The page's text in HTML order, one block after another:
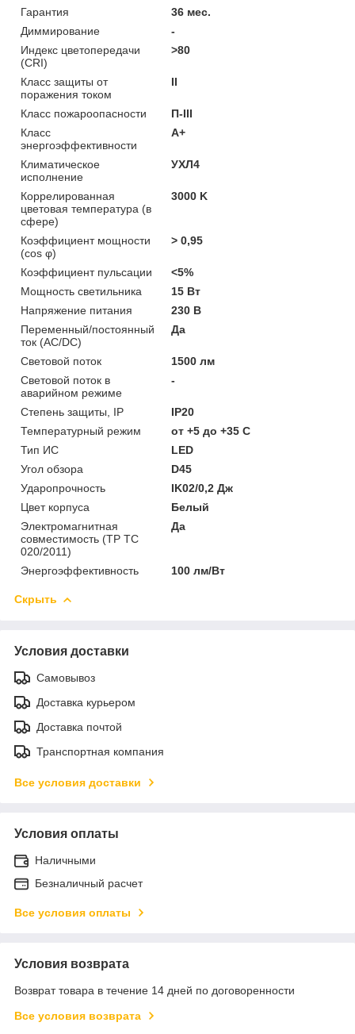
Гарантия
36 мес.
Диммирование
-
Индекс цветопередачи
(CRI)
>80
Класс защиты от
поражения током
II
Класс пожароопасности
П-ІІІ
Класс
энергоэффективности
A+
Климатическое
исполнение
УХЛ4
Коррелированная
цветовая температура (в
сфере)
3000 K
Коэффициент мощности
(cos φ)
> 0,95
Коэффициент пульсации
<5%
Мощность светильника
15 Вт
Напряжение питания
230 В
Переменный/постоянный
ток (AC/DC)
Да
Световой поток
1500 лм
Световой поток в
аварийном режиме
-
Степень защиты, IP
IP20
Температурный режим
от +5 до +35 C
Тип ИС
LED
Угол обзора
D45
Ударопрочность
IK02/0,2 Дж
Цвет корпуса
Белый
Электромагнитная
совместимость (ТР ТС
020/2011)
Да
Энергоэффективность 100 лм/Вт
Скрыть
Условия доставки
Самовывоз
Доставка курьером
Доставка почтой
Транспортная компания
Все условия доставки
Условия оплаты
Наличными
Безналичный расчет
Все условия оплаты
Условия возврата
Возврат товара в течение 14 дней по договоренности
Все условия возврата